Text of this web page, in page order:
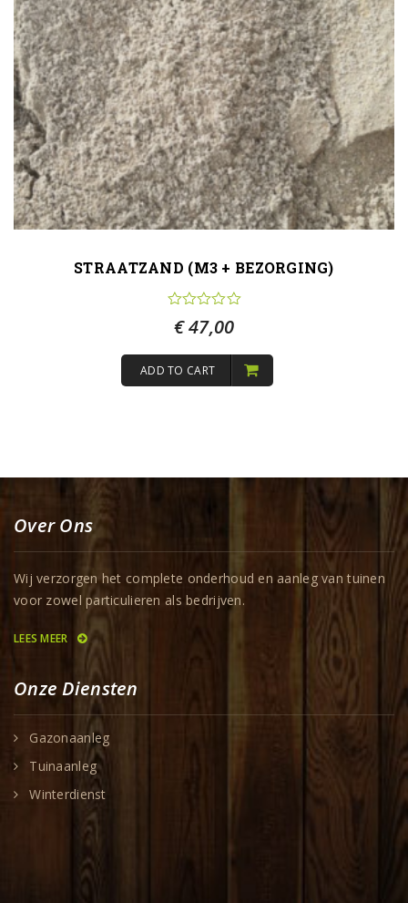
STRAATZAND (M3 + BEZORGING)
€47,00
ADD TO CART
Over Ons
Wij verzorgen het complete onderhoud en aanleg van tuinen
voor zowel particulieren als bedrijven.
LEES MEER
Onze Diensten
Gazonaanleg
Tuinaanleg
Winterdienst